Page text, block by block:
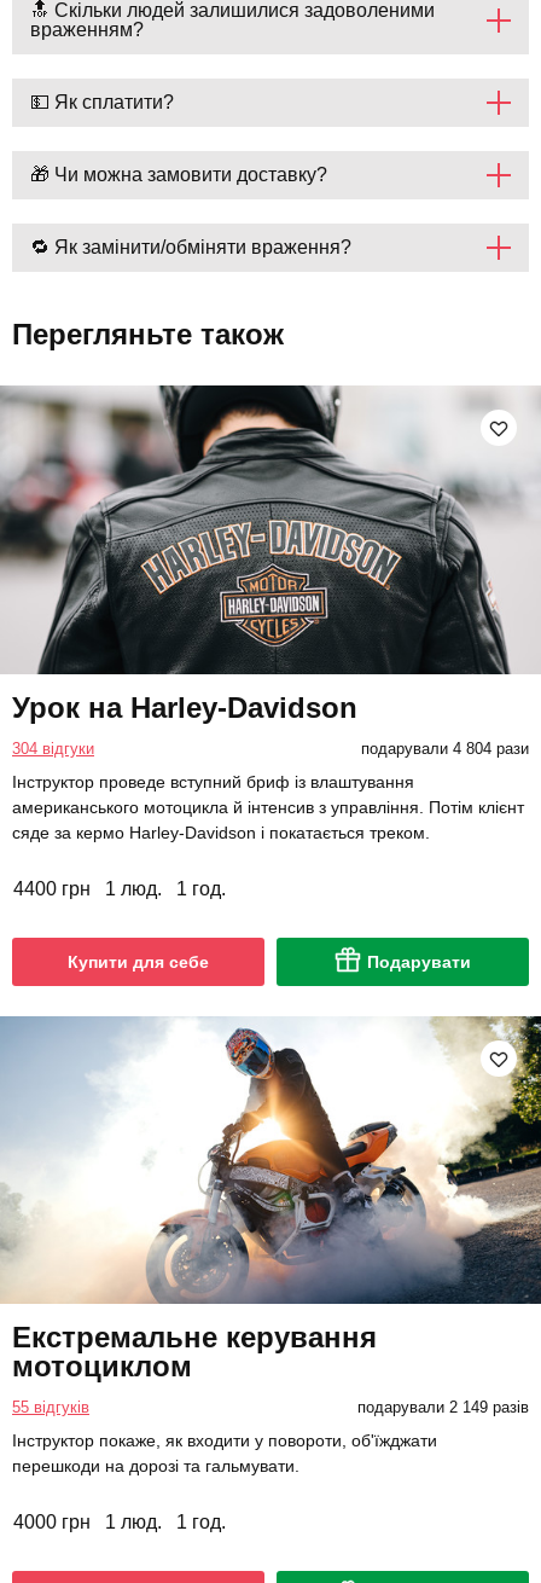
🔝 Скільки людей залишилися задоволеними
враженням?
💵 Як сплатити?
🎁 Чи можна замовити доставку?
🔁 Як замінити/обміняти враження?
Перегляньте також
Урок на Harley-Davidson
304 відгуки подарували 4 804 рази
Інструктор проведе вступний бриф із влаштування
американського мотоцикла й інтенсив з управління. Потім клієнт
сяде за кермо Harley-Davidson і покатається треком.
4400 грн 1 люд. 1 год.
Купити для себе Подарувати
Екстремальне керування
мотоциклом
55 відгуків подарували 2 149 разів
Інструктор покаже, як входити у повороти, об'їжджати
перешкоди на дорозі та гальмувати.
4000 грн 1 люд. 1 год.